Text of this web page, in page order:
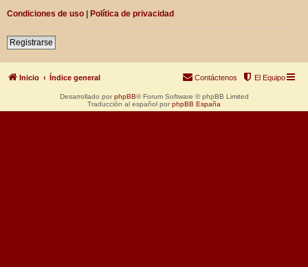
Condiciones de uso | Política de privacidad
Registrarse
Inicio Índice general El Equipo
Contáctenos
Desarrollado por phpBB® Forum Software © phpBB Limited
Traducción al español por phpBB España